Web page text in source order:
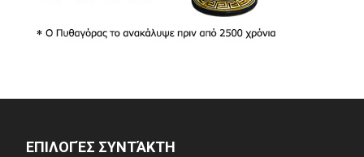
ΕΠΙΛΟΓΈΣ ΣΥΝΤΆΚΤΗ